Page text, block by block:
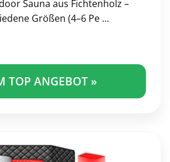
Sauna aus Fichtenholz –
Größen (4–6 Pe ...
TOP ANGEBOT »